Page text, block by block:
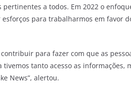
a todos. Em 2022 o
para trabalharmos em favor
para fazer com que as
tivemos tanto acesso as informações,
News”, alertou.